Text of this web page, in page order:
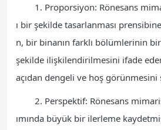
1. Proporsiyon: Rönesans
ı bir şekilde tasarlanması
n, bir binanın farklı bölümlerinin
şekilde ilişkilendirilmesini ifade
açıdan dengeli ve hoş görünmesini
2. Perspektif: Rönesans
ımında büyük bir ilerleme